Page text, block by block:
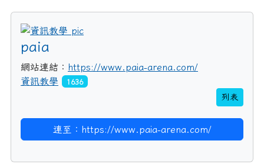
title:資訊教學
paia
網站連結： https://www.paia-arena.com/
資訊教學
1636
列表
連至：https://www.paia-arena.com/